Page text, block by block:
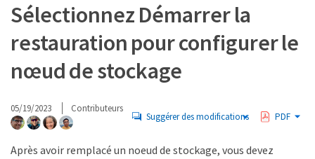
Sélectionnez Démarrer la
restauration pour configurer le
nœud de stockage
05/19/2023 Contributeurs
Suggérer des modifications PDF
Après avoir remplacé un noeud de stockage, vous devez